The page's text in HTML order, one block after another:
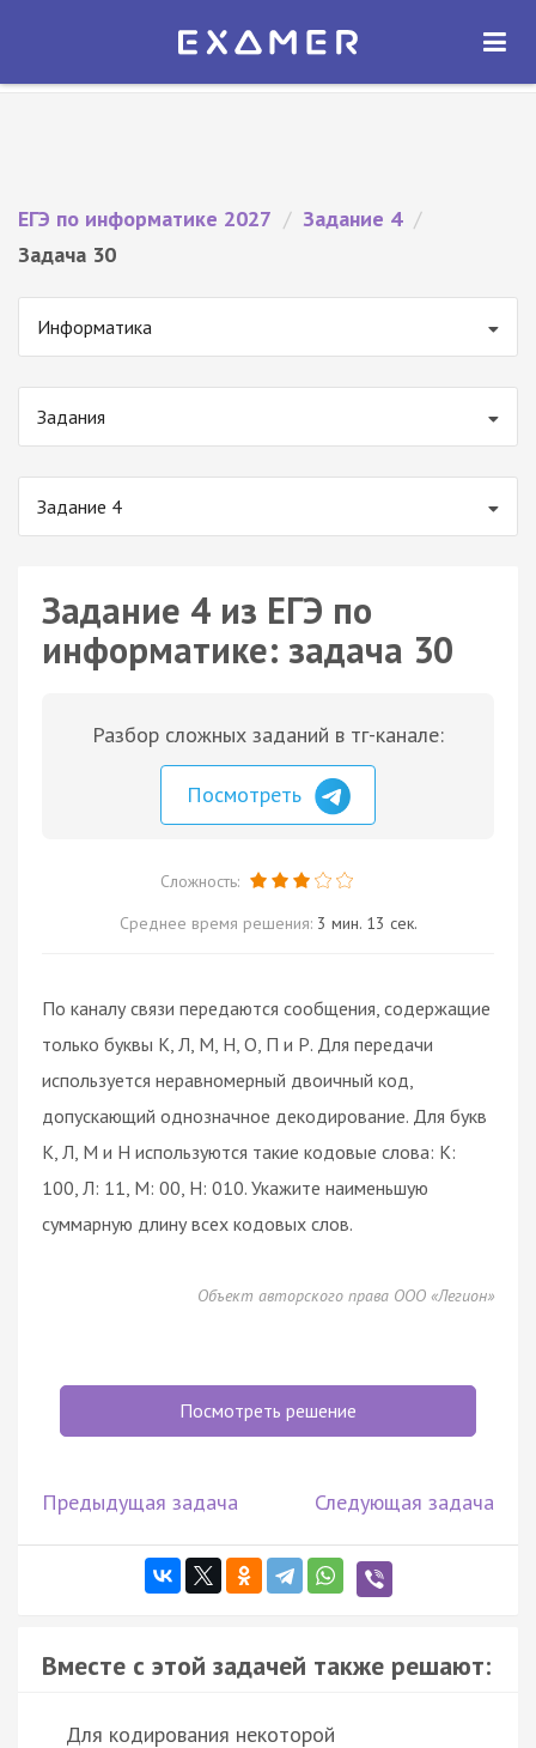
Экзамер — ЕГЭ 2027
ОТКРЫТЬ
ЕГЭ по информатике 2027 / Задание 4 /
Задача 30
Информатика
Задания
Задание 4
Задание 4 из ЕГЭ по
информатике: задача 30
Разбор сложных заданий в тг-канале:
Посмотреть
Сложность:
Среднее время решения: 3 мин. 13 сек.
По каналу связи передаются сообщения, содержащие
только буквы К, Л, М, Н, О, П и Р. Для передачи
используется неравномерный двоичный код,
допускающий однозначное декодирование. Для букв
К, Л, М и Н используются такие кодовые слова: К:
100, Л: 11, М: 00, Н: 010. Укажите наименьшую
суммарную длину всех кодовых слов.
Объект авторского права ООО «Легион»
Посмотреть решение
Предыдущая задача Следующая задача
Вместе с этой задачей также решают:
Для кодирования некоторой